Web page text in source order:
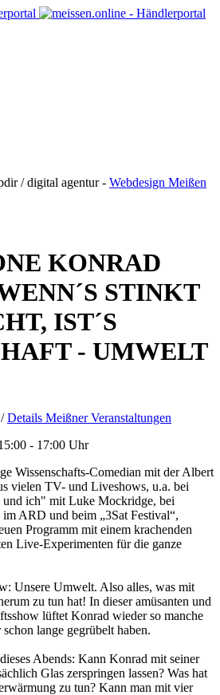
/ digital agentur - Webdesign Meißen
KONRAD
STINKT
IST´S
- UMWELT
/ Details Meißner Veranstaltungen
- 17:00 Uhr
Wissenschafts-Comedian mit der Albert
vielen TV- und Liveshows, u.a. bei
ich" mit Luke Mockridge, bei
ARD und beim „3Sat Festival“,
Programm mit einem krachenden
Live-Experimenten für die ganze
Unsere Umwelt. Also alles, was mit
zu tun hat! In dieser amüsanten und
lüftet Konrad wieder so manche
lange gegrübelt haben.
Abends: Kann Konrad mit seiner
Glas zerspringen lassen? Was hat
zu tun? Kann man mit vier